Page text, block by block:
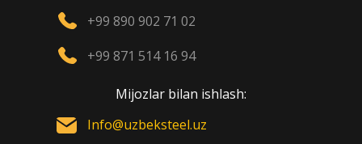
+99 890 902 71 02
+99 871 514 16 94
Mijozlar bilan ishlash:
Info@uzbeksteel.uz